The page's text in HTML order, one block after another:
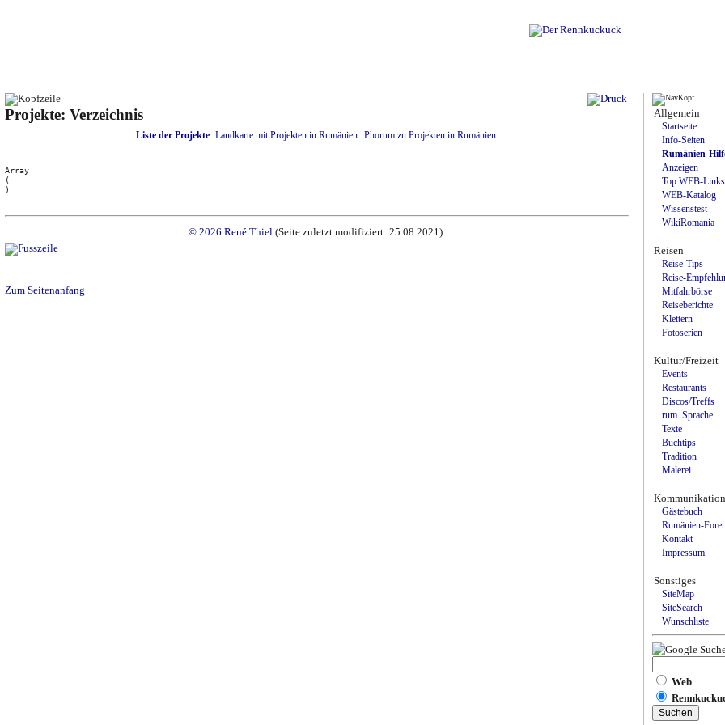
Allgemein
Startseite
Info-Seiten
Rumänien-
Anzeigen
Top WEB-Links
WEB-Katalog
Wissenstest
WikiRomania
Reisen
Reise-Tips
Reise-
Mitfahrbörse
Reiseberichte
Klettern
Fotoserien
Kultur/Freizeit
Events
Restaurants
Discos/Treffs
rum. Sprache
Texte
Buchtips
Tradition
Malerei
Kommunikation
Gästebuch
Rumänien-
Kontakt
Impressum
Sonstiges
SiteMap
SiteSearch
Wunschliste
Web
Projekte: Verzeichnis
Liste der Projekte Landkarte mit Projekten in Rumänien Phorum zu Projekten in Rumänien
Array
(
© 2026 René Thiel (Seite zuletzt modifiziert: 25.08.2021)
Zum Seitenanfang